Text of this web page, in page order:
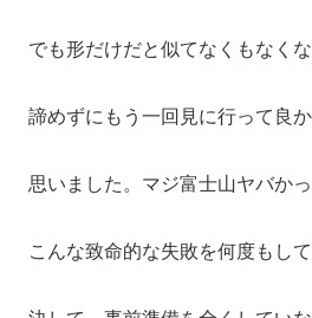
でも形だけだと似てなくもなく
諦めずにもう一回見に行って良
思いました。マジ富士山ヤバかっ
こんな致命的な失敗を何度もして